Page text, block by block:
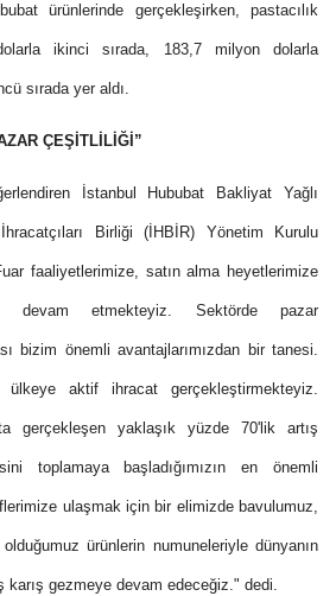
ürünlerinde gerçekleşirken, pastacılık
ikinci sırada, 183,7 milyon dolarla
sırada yer aldı.
ÇEŞİTLİLİĞİ”
İstanbul Hububat Bakliyat Yağlı
Birliği (İHBİR) Yönetim Kurulu
faaliyetlerimize, satın alma heyetlerimize
devam etmekteyiz. Sektörde pazar
bizim önemli avantajlarımızdan bir tanesi.
aktif ihracat gerçekleştirmekteyiz.
gerçekleşen yaklaşık yüzde 70'lik artış
toplamaya başladığımızın en önemli
ulaşmak için bir elimizde bavulumuz,
ürünlerin numuneleriyle dünyanın
karış gezmeye devam edeceğiz." dedi.